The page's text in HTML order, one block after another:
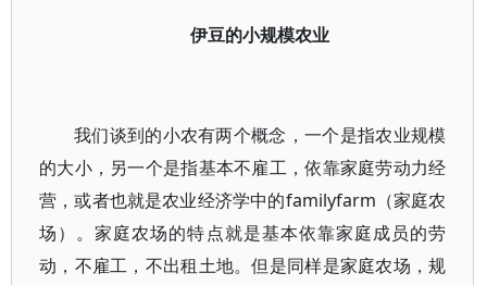
伊豆的小规模农业
我们谈到的小农有两个概念，一个是指农业规模
的大小，另一个是指基本不雇工，依靠家庭劳动力经
营，或者也就是农业经济学中的familyfarm（家庭农
场）。家庭农场的特点就是基本依靠家庭成员的劳
动，不雇工，不出租土地。但是同样是家庭农场，规